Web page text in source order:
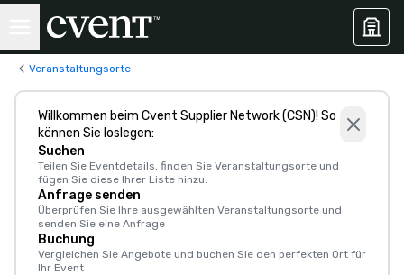
Veranstaltungsorte
Willkommen beim Cvent Supplier Network (CSN)! So
können Sie loslegen:
Suchen
Teilen Sie Eventdetails, finden Sie Veranstaltungsorte und
fügen Sie diese Ihrer Liste hinzu.
Anfrage senden
Überprüfen Sie Ihre ausgewählten Veranstaltungsorte und
senden Sie eine Anfrage
Buchung
Vergleichen Sie Angebote und buchen Sie den perfekten Ort für
Ihr Event